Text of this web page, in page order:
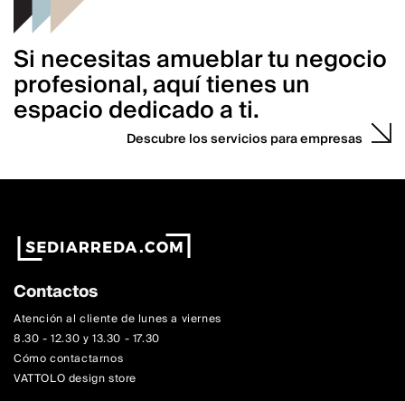
Si necesitas amueblar tu negocio
profesional, aquí tienes un
espacio dedicado a ti.
Descubre los servicios para empresas
Contactos
Atención al cliente de lunes a viernes
8.30 - 12.30 y 13.30 - 17.30
Cómo contactarnos
VATTOLO design store